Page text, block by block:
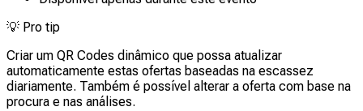
💡 Pro tip
Criar um QR Codes dinâmico que possa atualizar
automaticamente estas ofertas baseadas na escassez
diariamente. Também é possível alterar a oferta com base na
procura e nas análises.